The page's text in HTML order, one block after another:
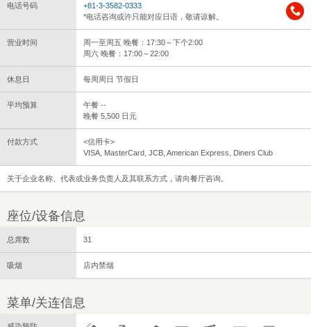
电话号码
+81-3-3582-0333
*电话咨询或许只能对应日语，敬请谅解。
营业时间
周一至周五 晚餐：17:30～下个2:00
周六 晚餐：17:00～22:00
休息日 每周周日 节假日
平均预算
午餐 --
晚餐 5,500 日元
付款方式
<信用卡>
VISA, MasterCard, JCB, American Express, Diners Club
关于企业名称、代表或业务负责人及其联系方式，请向餐厅咨询。
座位/设备信息
总席数 31
吸烟 店内禁烟
菜单/关连信息